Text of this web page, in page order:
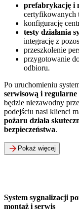
prefabrykację i
certyfikowanych
konfigurację
testy działania
integrację z
przeszkolenie
przygotowanie
odbioru.
Po uruchomieniu
serwisową i
będzie niezawodny
podejściu nasi klienci
pożaru działa
bezpieczeństwa.
Pokaż więcej
System sygnalizacji
montaż i serwis